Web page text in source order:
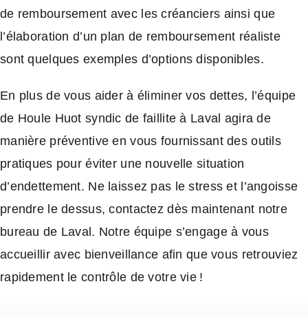
de remboursement avec les créanciers ainsi que
l’élaboration d’un plan de remboursement réaliste
sont quelques exemples d’options disponibles.
En plus de vous aider à éliminer vos dettes, l’équipe
de Houle Huot syndic de faillite à Laval agira de
manière préventive en vous fournissant des outils
pratiques pour éviter une nouvelle situation
d’endettement. Ne laissez pas le stress et l’angoisse
prendre le dessus, contactez dès maintenant notre
bureau de Laval. Notre équipe s’engage à vous
accueillir avec bienveillance afin que vous retrouviez
rapidement le contrôle de votre vie !